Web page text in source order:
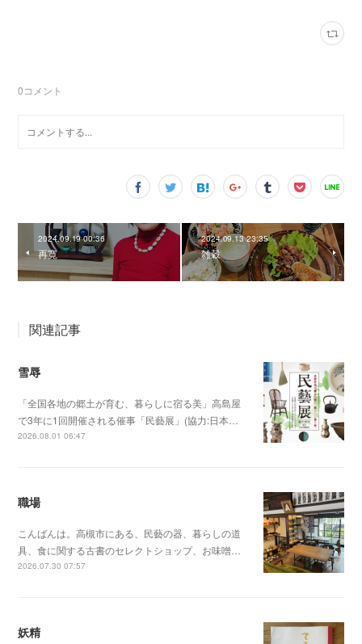
0コメント
2024.09.19 00:36
再寛
2024.09.13 23:35
雑穀
関連記事
雪辱
「全国各地の郷土が育む、暮らしに宿る美」高島屋
で3年に1回開催される催事「民藝展」(協力:日本…
2026.08.01 06:47
職場
こんばんは。高槻市にある、民藝の器、暮らしの道
具、食に関する古書のセレクトショップ、お味噌…
2026.07.30 07:57
妖精